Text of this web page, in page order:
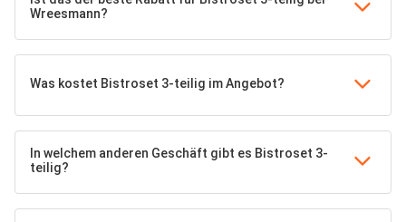
Wreesmann?
Was kostet Bistroset 3-teilig im Angebot?
In welchem anderen Geschäft gibt es Bistroset 3-
teilig?